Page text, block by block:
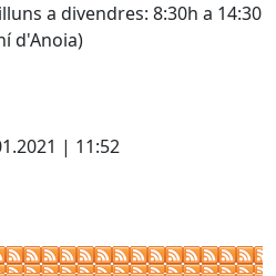
a divendres: 8:30h a 14:30
d'Anoia)
| 11:52